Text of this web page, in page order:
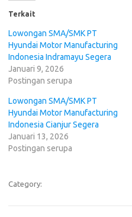
Terkait
Lowongan SMA/SMK PT
Hyundai Motor Manufacturing
Indonesia Indramayu Segera
Januari 9, 2026
Postingan serupa
Lowongan SMA/SMK PT
Hyundai Motor Manufacturing
Indonesia Cianjur Segera
Januari 13, 2026
Postingan serupa
Category: